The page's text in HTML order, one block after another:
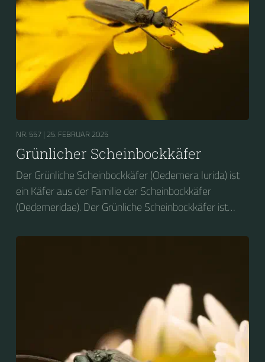
NR. 557 | 25. FEBRUAR 2025
Grünlicher Scheinbockkäfer
Der Grünliche Scheinbockkäfer (Oedemera lurida) ist
ein Käfer aus der Familie der Scheinbockkäfer
(Oedemeridae). Der Grünliche Scheinbockkäfer ist
Scheinbockkäfer (Oedemera nobilis).